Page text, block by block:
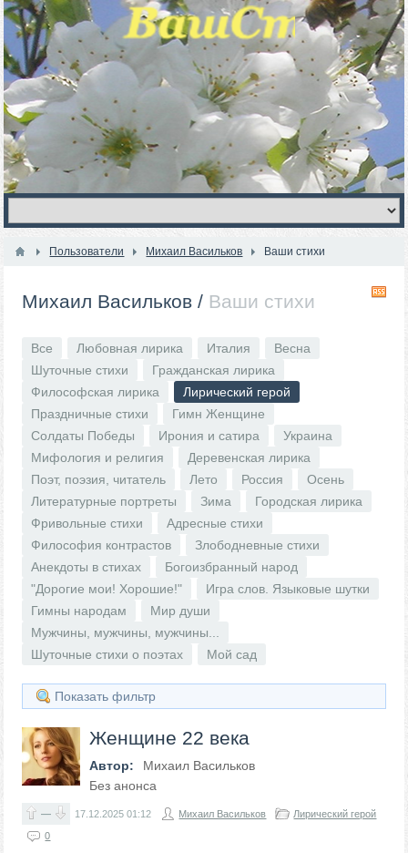
Пользователи Михаил Васильков Ваши стихи
Михаил Васильков / Ваши стихи
Все Любовная лирика Италия
Весна
Шуточные стихи
Гражданская лирика
Философская лирика
Лирический герой
Праздничные стихи
Гимн Женщине
Солдаты Победы
Ирония и сатира
Украина
Мифология и религия
Деревенская лирика
Поэт, поэзия, читатель
Лето Россия
Осень
Литературные портреты
Зима
Городская лирика
Фривольные стихи
Адресные стихи
Философия контрастов
Злободневные стихи
Анекдоты в стихах
Богоизбранный народ
"Дорогие мои! Хорошие!"
Игра слов. Языковые шутки
Гимны народам
Мир души
Мужчины, мужчины, мужчины...
Шуточные стихи о поэтах
Мой сад
Показать фильтр
Женщине 22 века
Автор:
Михаил Васильков
Без анонса
— 17.12.202501:12 Михаил Васильков
Лирический герой
0